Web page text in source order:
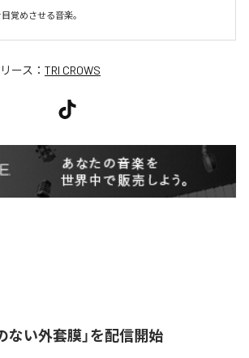
覚めさせる音楽。
ース： TRI CROWS
ない外套膜」を配信開始